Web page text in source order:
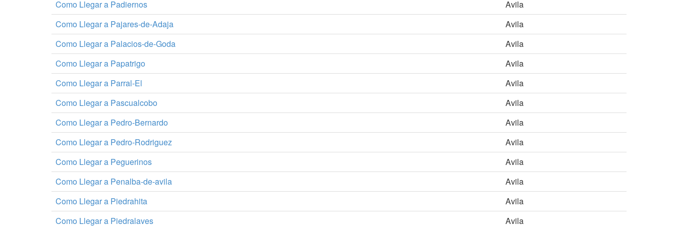
Como Llegar a Padiernos
Avila
Como Llegar a Pajares-de-Adaja
Avila
Como Llegar a Palacios-de-Goda
Avila
Como Llegar a Papatrigo
Avila
Como Llegar a Parral-El
Avila
Como Llegar a Pascualcobo
Avila
Como Llegar a Pedro-Bernardo
Avila
Como Llegar a Pedro-Rodriguez
Avila
Como Llegar a Peguerinos
Avila
Como Llegar a Penalba-de-avila
Avila
Como Llegar a Piedrahita
Avila
Como Llegar a Piedralaves
Avila